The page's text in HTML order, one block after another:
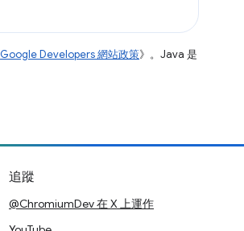
Google Developers 網站政策》。Java 是
追蹤
@ChromiumDev 在 X 上運作